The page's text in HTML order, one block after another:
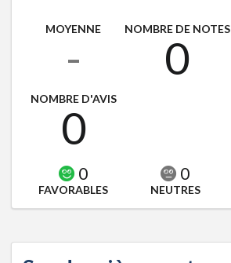
MOYENNE
-
NOMBRE DE NOTES
0
NOMBRE D'AVIS
0
0
FAVORABLES
0
NEUTRES